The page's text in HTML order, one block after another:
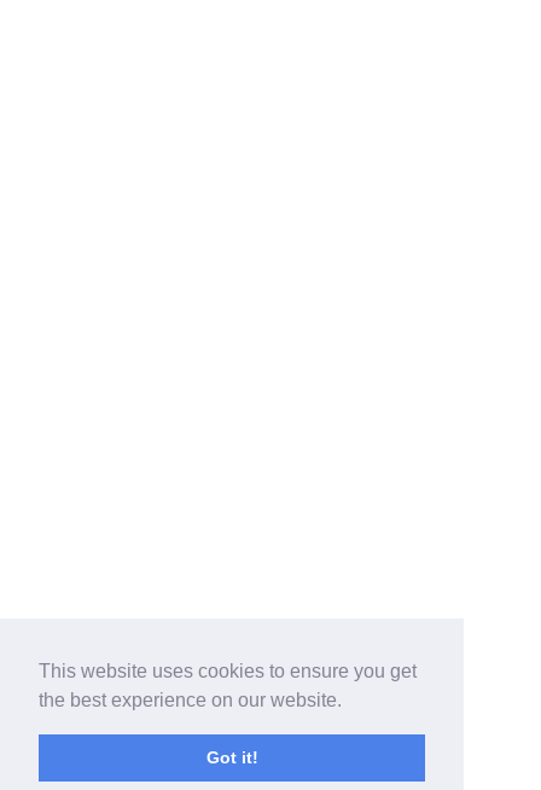
This website uses cookies to ensure you get
the best experience on our website.
Got it!